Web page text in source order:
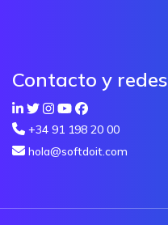
Contacto y redes
+34 91 198 20 00
hola@softdoit.com